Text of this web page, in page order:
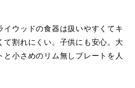
イウッドの食器は扱いやすくてキ
て割れにくい。子供にも安心。大
と小さめのリム無しプレートを人